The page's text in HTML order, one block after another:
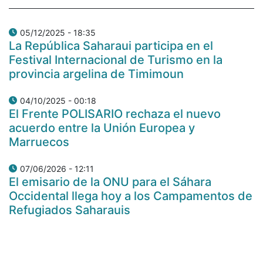
05/12/2025 - 18:35
La República Saharaui participa en el
Festival Internacional de Turismo en la
provincia argelina de Timimoun
04/10/2025 - 00:18
El Frente POLISARIO rechaza el nuevo
acuerdo entre la Unión Europea y
Marruecos
07/06/2026 - 12:11
El emisario de la ONU para el Sáhara
Occidental llega hoy a los Campamentos de
Refugiados Saharauis